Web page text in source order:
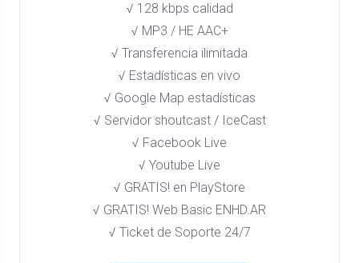
√ 128 kbps calidad
√ MP3 / HE AAC+
√ Transferencia ilimitada
√ Estadísticas en vivo
√ Google Map estadísticas
√ Servidor shoutcast / IceCast
√ Facebook Live
√ Youtube Live
√ GRATIS! en PlayStore​
√ GRATIS! Web Basic ENHD.AR
√ Ticket de Soporte 24/7